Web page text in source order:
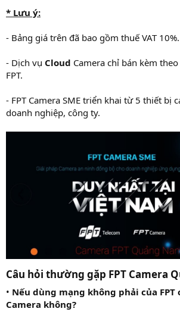
* Lưu ý:
- Bảng giá trên đã bao gồm thuế VAT 10%.
- Dịch vụ Cloud Camera chỉ bán kèm
FPT.
- FPT Camera SME triển khai từ 5 thiết bị
doanh nghiệp, công ty.
Câu hỏi thường gặp FPT Camera
• Nếu dùng mạng không phải của FPT
Camera không?